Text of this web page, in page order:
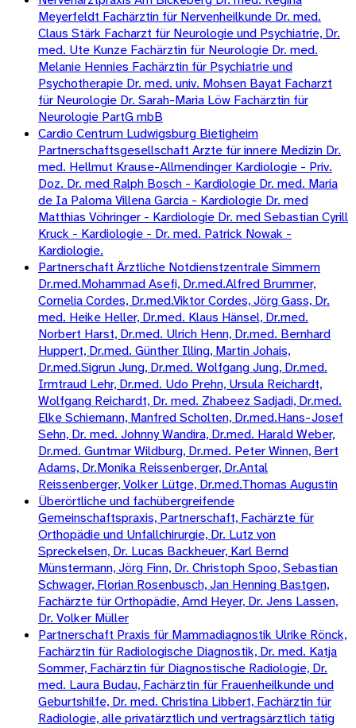
Meyerfeldt Fachärztin für Nervenheilkunde Dr. med.
Claus Stärk Facharzt für Neurologie und Psychiatrie, Dr.
med. Ute Kunze Fachärztin für Neurologie Dr. med.
Melanie Hennies Fachärztin für Psychiatrie und
Psychotherapie Dr. med. univ. Mohsen Bayat Facharzt
für Neurologie Dr. Sarah-Maria Löw Fachärztin für
Neurologie PartG mbB
Cardio Centrum Ludwigsburg Bietigheim
Partnerschaftsgesellschaft Arzte für innere Medizin Dr.
med. Hellmut Krause-Allmendinger Kardiologie - Priv.
Doz. Dr. med Ralph Bosch - Kardiologie Dr. med. Maria
de Ia Paloma Villena Garcia - Kardiologie Dr. med
Matthias Vöhringer - Kardiologie Dr. med Sebastian Cyrill
Kruck - Kardiologie - Dr. med. Patrick Nowak -
Kardiologie.
Partnerschaft Ärztliche Notdienstzentrale Simmern
Dr.med.Mohammad Asefi, Dr.med.Alfred Brummer,
Cornelia Cordes, Dr.med.Viktor Cordes, Jörg Gass, Dr.
med. Heike Heller, Dr.med. Klaus Hänsel, Dr.med.
Norbert Harst, Dr.med. Ulrich Henn, Dr.med. Bernhard
Huppert, Dr.med. Günther Illing, Martin Johais,
Dr.med.Sigrun Jung, Dr.med. Wolfgang Jung, Dr.med.
Irmtraud Lehr, Dr.med. Udo Prehn, Ursula Reichardt,
Wolfgang Reichardt, Dr. med. Zhabeez Sadjadi, Dr.med.
Elke Schiemann, Manfred Scholten, Dr.med.Hans-Josef
Sehn, Dr. med. Johnny Wandira, Dr.med. Harald Weber,
Dr.med. Guntmar Wildburg, Dr.med. Peter Winnen, Bert
Adams, Dr.Monika Reissenberger, Dr.Antal
Reissenberger, Volker Lütge, Dr.med.Thomas Augustin
Überörtliche und fachübergreifende
Gemeinschaftspraxis, Partnerschaft, Fachärzte für
Orthopädie und Unfallchirurgie, Dr. Lutz von
Spreckelsen, Dr. Lucas Backheuer, Karl Bernd
Münstermann, Jörg Finn, Dr. Christoph Spoo, Sebastian
Schwager, Florian Rosenbusch, Jan Henning Bastgen,
Fachärzte für Orthopädie, Arnd Heyer, Dr. Jens Lassen,
Dr. Volker Müller
Partnerschaft Praxis für Mammadiagnostik Ulrike Rönck,
Fachärztin für Radiologische Diagnostik, Dr. med. Katja
Sommer, Fachärztin für Diagnostische Radiologie, Dr.
med. Laura Budau, Fachärztin für Frauenheilkunde und
Geburtshilfe, Dr. med. Christina Libbert, Fachärztin für
Radiologie, alle privatärztlich und vertragsärztlich tätig